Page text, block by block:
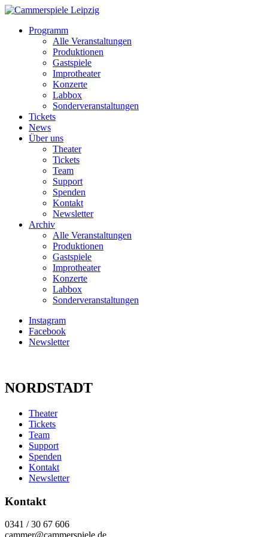
Programm
Alle Veranstaltungen
Produktionen
Gastspiele
Improtheater
Konzerte
Labbox
Sonderveranstaltungen
Tickets
News
Über uns
Theater
Tickets
Team
Support
Spenden
Kontakt
Newsletter
Archiv
Alle Veranstaltungen
Produktionen
Gastspiele
Improtheater
Konzerte
Labbox
Sonderveranstaltungen
Instagram
Facebook
Newsletter
NORDSTADT
Theater
Tickets
Team
Support
Spenden
Kontakt
Newsletter
Kontakt
0341 / 30 67 606